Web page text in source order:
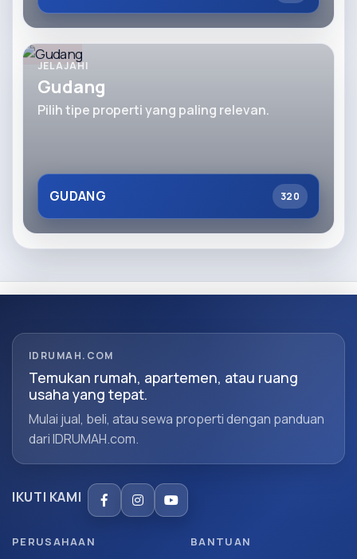
JELAJAHI
Gudang
Pilih tipe properti yang paling relevan.
GUDANG 320
IDRUMAH.COM
Temukan rumah, apartemen, atau ruang
usaha yang tepat.
Mulai jual, beli, atau sewa properti dengan panduan
dari IDRUMAH.com.
IKUTI KAMI
PERUSAHAAN BANTUAN